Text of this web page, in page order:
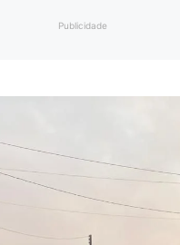
Publicidade